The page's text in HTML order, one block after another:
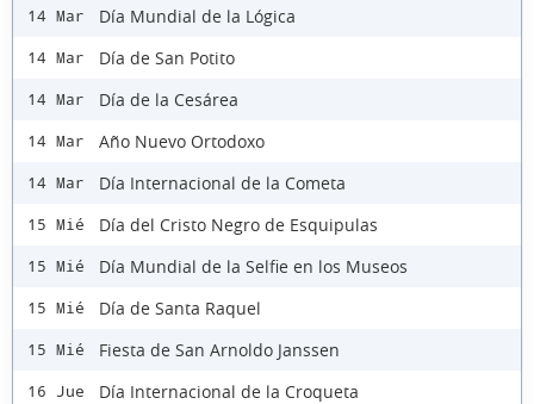
14 Mar Día Mundial de la Lógica
14 Mar Día de San Potito
14 Mar Día de la Cesárea
14 Mar Año Nuevo Ortodoxo
14 Mar Día Internacional de la Cometa
15 Mié Día del Cristo Negro de Esquipulas
15 Mié Día Mundial de la Selfie en los Museos
15 Mié Día de Santa Raquel
15 Mié Fiesta de San Arnoldo Janssen
16 Jue Día Internacional de la Croqueta